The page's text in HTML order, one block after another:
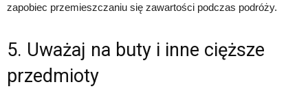
zapobiec przemieszczaniu się zawartości podczas podróży.
5. Uważaj na buty i inne cięższe
przedmioty